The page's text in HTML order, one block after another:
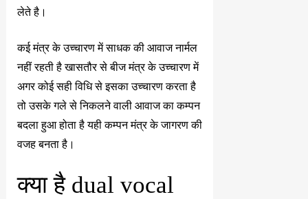
लेते है।
कई मंत्र के उच्चारण में साधक की आवाज नार्मल
नहीं रहती है खासतौर से बीज मंत्र के उच्चारण में
अगर कोई सही विधि से इसका उच्चारण करता है
तो उसके गले से निकलने वाली आवाज का कम्पन
बदला हुआ होता है यही कम्पन मंत्र के जागरण की
वजह बनता है।
क्या है dual vocal